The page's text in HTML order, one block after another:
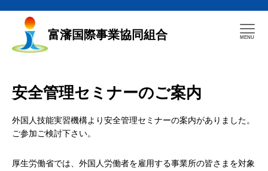
富瀋国際事業協同組合
安全管理セミナーのご案内
外国人技能実習機構より安全管理セミナーの案内がありました。
ご参加ご検討下さい。
厚生労働省では、外国人労働者を雇用する事業所の皆さまを対象